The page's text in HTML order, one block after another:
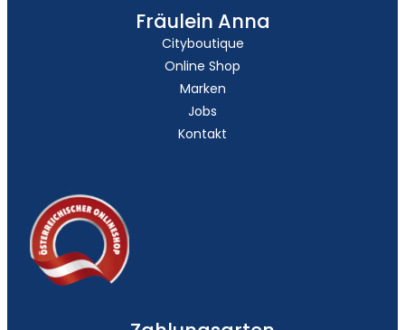
Fräulein Anna
Cityboutique
Online Shop
Marken
Jobs
Kontakt